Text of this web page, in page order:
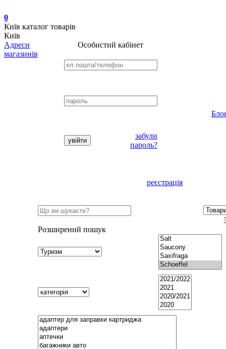
0
Київ каталог товарів
Київ
Адреси
магазинів
Особистий кабінет
забули
пароль?
реєстрація
Розширений пошук